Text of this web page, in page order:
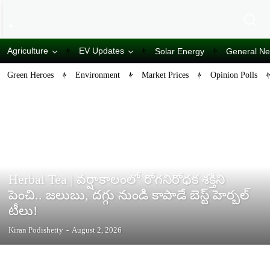
Agriculture EV Updates Solar Energy General
Green Heroes Environment Market Prices Opinion Polls
Herbal Tea | వర్షాకాలంలో రోగనిరోధక శక్తిని
పెంచి.. జలుబు, దగ్గు నుండి కాపాడే బెస్ట్ హెర్బల్
టీలు!
Kiran Podishetty - August 2, 2026